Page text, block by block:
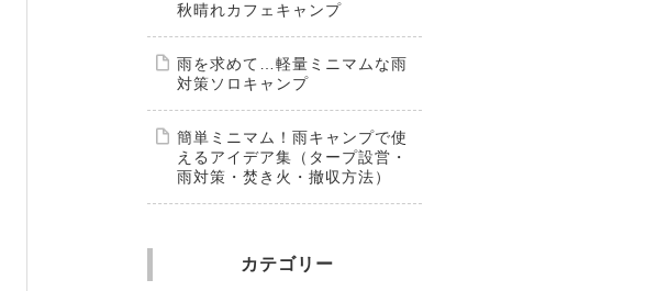
秋晴れカフェキャンプ
雨を求めて…軽量ミニマムな雨
対策ソロキャンプ
簡単ミニマム！雨キャンプで使
えるアイデア集（タープ設営・
雨対策・焚き火・撤収方法）
カテゴリー